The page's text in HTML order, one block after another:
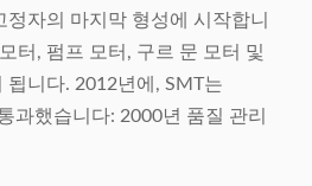
정자의 마지막 형성에 시작합니
터, 펌프 모터, 구르 문 모터 및
됩니다. 2012년에, SMT는
과했습니다: 2000년 품질 관리